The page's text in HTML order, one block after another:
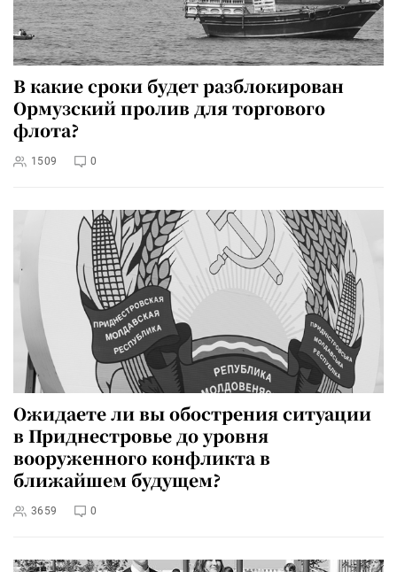
В какие сроки будет разблокирован
Ормузский пролив для торгового
флота?
1509 0
Ожидаете ли вы обострения ситуации
в Приднестровье до уровня
вооруженного конфликта в
ближайшем будущем?
3659 0